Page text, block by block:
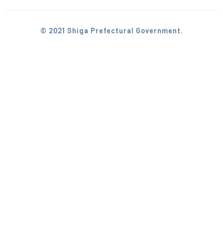
© 2021 Shiga Prefectural Government.